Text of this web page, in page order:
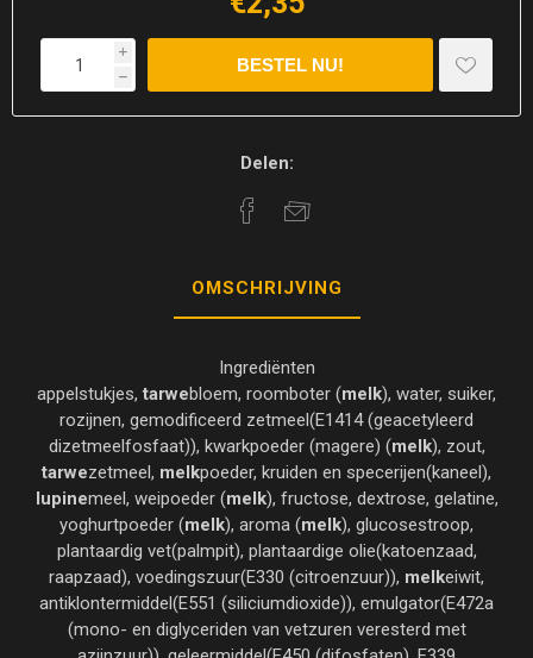
i
h
Delen:
OMSCHRIJVING
Ingrediënten
appelstukjes,tarwebloem, roomboter (melk), water, suiker,
rozijnen, gemodificeerd zetmeel(E1414 (geacetyleerd
dizetmeelfosfaat)), kwarkpoeder (magere) (melk), zout,
tarwezetmeel, melkpoeder, kruiden en specerijen(kaneel),
lupinemeel, weipoeder (melk), fructose, dextrose, gelatine,
yoghurtpoeder (melk), aroma (melk), glucosestroop,
plantaardig vet(palmpit), plantaardige olie(katoenzaad,
raapzaad), voedingszuur(E330 (citroenzuur)), melkeiwit,
antiklontermiddel(E551 (siliciumdioxide)), emulgator(E472a
(mono- en diglyceriden van vetzuren veresterd met